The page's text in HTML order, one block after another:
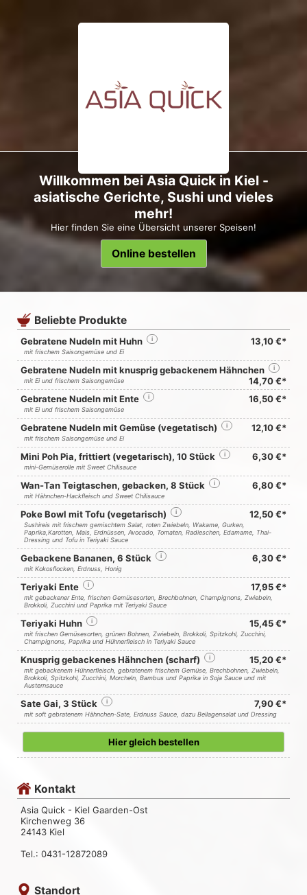
Willkommen bei Asia Quick in Kiel -
asiatische Gerichte, Sushi und vieles
mehr!
Hier finden Sie eine Übersicht unserer Speisen!
Online bestellen
Beliebte Produkte
Gebratene Nudeln mit Huhn i 13,10 €*
mit frischem Saisongemüse und Ei
Gebratene Nudeln mit knusprig gebackenem Hähnchen i
14,70 €*
mit Ei und frischem Saisongemüse
Gebratene Nudeln mit Ente i 16,50 €*
mit Ei und frischem Saisongemüse
Gebratene Nudeln mit Gemüse (vegetatisch) i 12,10 €*
mit frischem Saisongemüse und Ei
Mini Poh Pia, frittiert (vegetarisch), 10 Stück i 6,30 €*
mini-Gemüserolle mit Sweet Chilisauce
Wan-Tan Teigtaschen, gebacken, 8 Stück i 6,80 €*
mit Hähnchen-Hackfleisch und Sweet Chilisauce
Poke Bowl mit Tofu (vegetarisch) i 12,50 €*
Sushireis mit frischem gemischtem Salat, roten Zwiebeln, Wakame, Gurken,
Paprika,Karotten, Mais, Erdnüssen, Avocado, Tomaten, Radieschen, Edamame, Thai-
Dressing und Tofu in Teriyaki Sauce
Gebackene Bananen, 6 Stück i 6,30 €*
mit Kokosflocken, Erdnuss, Honig
Teriyaki Ente i 17,95 €*
mit gebackener Ente, frischen Gemüsesorten, Brechbohnen, Champignons, Zwiebeln,
Brokkoli, Zucchini und Paprika mit Teriyaki Sauce
Teriyaki Huhn i 15,45 €*
mit frischen Gemüsesorten, grünen Bohnen, Zwiebeln, Brokkoli, Spitzkohl, Zucchini,
Champignons, Paprika und Hühnerfleisch in Teriyaki Sauce
Knusprig gebackenes Hähnchen (scharf) i 15,20 €*
mit gebackenem Hühnerfleisch, gebratenem frischem Gemüse, Brechbohnen, Zwiebeln,
Brokkoli, Spitzkohl, Zucchini, Morcheln, Bambus und Paprika in Soja Sauce und mit
Austernsauce
Sate Gai, 3 Stück i 7,90 €*
mit soft gebratenem Hähnchen-Sate, Erdnuss Sauce, dazu Beilagensalat und Dressing
Hier gleich bestellen
Kontakt
Asia Quick - Kiel Gaarden-Ost
Kirchenweg 36
24143 Kiel
Tel.: 0431-12872089
Standort